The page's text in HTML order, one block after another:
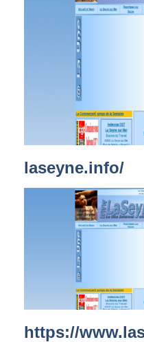
laseyne.info/
https://